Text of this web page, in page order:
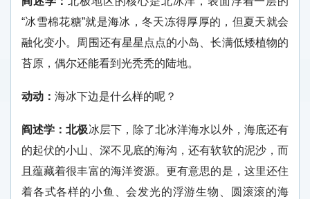
“冰雪棉花糖”就是海冰，冬天冻得厚厚的，但夏天就会
融化变小。周围还有星星点点的小岛、长满低矮植物的
苔原，偶尔还能看到光秃秃的陆地。
动动： 海冰下边是什么样的呢？
阎述学：北极冰层下，除了北冰洋海水以外，海底还有
的起伏的小山、深不见底的海沟，还有软软的泥沙，而
且蕴藏着很丰富的海洋资源。更有意思的是，这里还住
着各式各样的小鱼、会发光的浮游生物、圆滚滚的海